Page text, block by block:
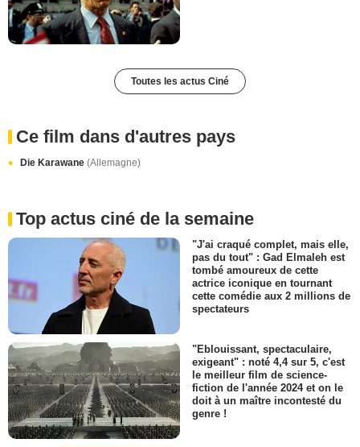
Toutes les actus Ciné
Ce film dans d'autres pays
Die Karawane (Allemagne)
Top actus ciné de la semaine
"J'ai craqué complet, mais elle,
pas du tout" : Gad Elmaleh est
tombé amoureux de cette
actrice iconique en tournant
cette comédie aux 2 millions de
spectateurs
"Eblouissant, spectaculaire,
exigeant" : noté 4,4 sur 5, c'est
le meilleur film de science-
fiction de l'année 2024 et on le
doit à un maître incontesté du
genre !